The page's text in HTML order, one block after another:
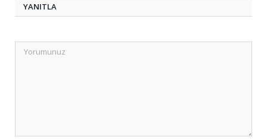
YANITLA